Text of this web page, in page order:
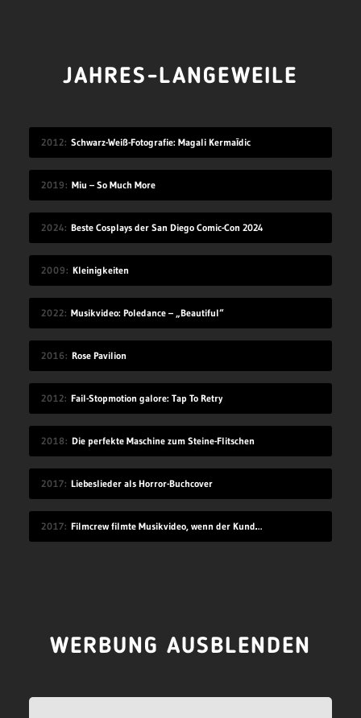
JAHRES-LANGEWEILE
2012 Schwarz-Weiß-Fotografie: Magali Kermaīdic
2019 Miu – So Much More
2024 Beste Cosplays der San Diego Comic-Con 2024
2009 Kleinigkeiten
2022 Musikvideo: Poledance – „Beautiful“
2016 Rose Pavilion
2012 Fail-Stopmotion galore: Tap To Retry
2018 Die perfekte Maschine zum Steine-Flitschen
2017 Liebeslieder als Horror-Buchcover
2017 Filmcrew filmte Musikvideo, wenn der Kunde grad nicht hingeschaut hat
WERBUNG AUSBLENDEN